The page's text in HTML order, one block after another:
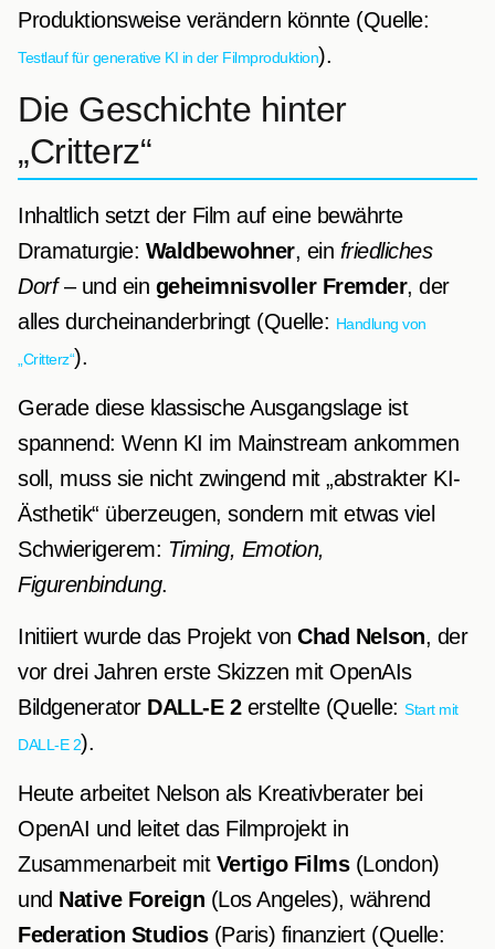
Produktionsweise verändern könnte (Quelle:
Testlauf für generative KI in der Filmproduktion).
Die Geschichte hinter
„Critterz“
Inhaltlich setzt der Film auf eine bewährte
Dramaturgie: Waldbewohner, ein friedliches
Dorf– und ein geheimnisvoller Fremder, der
alles durcheinanderbringt (Quelle: Handlung von
„Critterz“).
Gerade diese klassische Ausgangslage ist
spannend: Wenn KI im Mainstream ankommen
soll, muss sie nicht zwingend mit „abstrakter KI-
Ästhetik“ überzeugen, sondern mit etwas viel
Schwierigerem: Timing, Emotion,
Figurenbindung.
Initiiert wurde das Projekt von Chad Nelson, der
vor drei Jahren erste Skizzen mit OpenAIs
Bildgenerator DALL‑E 2erstellte (Quelle: Start mit
DALL‑E 2).
Heute arbeitet Nelson als Kreativberater bei
OpenAI und leitet das Filmprojekt in
Zusammenarbeit mit Vertigo Films(London)
und Native Foreign (Los Angeles), während
Federation Studios(Paris) finanziert (Quelle: